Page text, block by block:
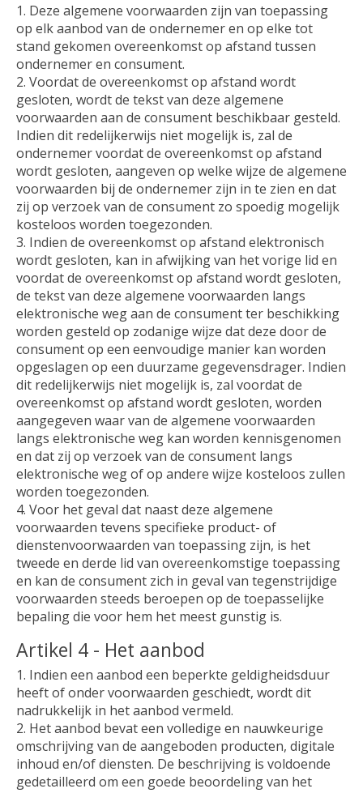
1. Deze algemene voorwaarden zijn van toepassing
op elk aanbod van de ondernemer en op elke tot
stand gekomen overeenkomst op afstand tussen
ondernemer en consument.
2. Voordat de overeenkomst op afstand wordt
gesloten, wordt de tekst van deze algemene
voorwaarden aan de consument beschikbaar gesteld.
Indien dit redelijkerwijs niet mogelijk is, zal de
ondernemer voordat de overeenkomst op afstand
wordt gesloten, aangeven op welke wijze de algemene
voorwaarden bij de ondernemer zijn in te zien en dat
zij op verzoek van de consument zo spoedig mogelijk
kosteloos worden toegezonden.
3. Indien de overeenkomst op afstand elektronisch
wordt gesloten, kan in afwijking van het vorige lid en
voordat de overeenkomst op afstand wordt gesloten,
de tekst van deze algemene voorwaarden langs
elektronische weg aan de consument ter beschikking
worden gesteld op zodanige wijze dat deze door de
consument op een eenvoudige manier kan worden
opgeslagen op een duurzame gegevensdrager. Indien
dit redelijkerwijs niet mogelijk is, zal voordat de
overeenkomst op afstand wordt gesloten, worden
aangegeven waar van de algemene voorwaarden
langs elektronische weg kan worden kennisgenomen
en dat zij op verzoek van de consument langs
elektronische weg of op andere wijze kosteloos zullen
worden toegezonden.
4. Voor het geval dat naast deze algemene
voorwaarden tevens specifieke product- of
dienstenvoorwaarden van toepassing zijn, is het
tweede en derde lid van overeenkomstige toepassing
en kan de consument zich in geval van tegenstrijdige
voorwaarden steeds beroepen op de toepasselijke
bepaling die voor hem het meest gunstig is.
Artikel 4 - Het aanbod
1. Indien een aanbod een beperkte geldigheidsduur
heeft of onder voorwaarden geschiedt, wordt dit
nadrukkelijk in het aanbod vermeld.
2. Het aanbod bevat een volledige en nauwkeurige
omschrijving van de aangeboden producten, digitale
inhoud en/of diensten. De beschrijving is voldoende
gedetailleerd om een goede beoordeling van het